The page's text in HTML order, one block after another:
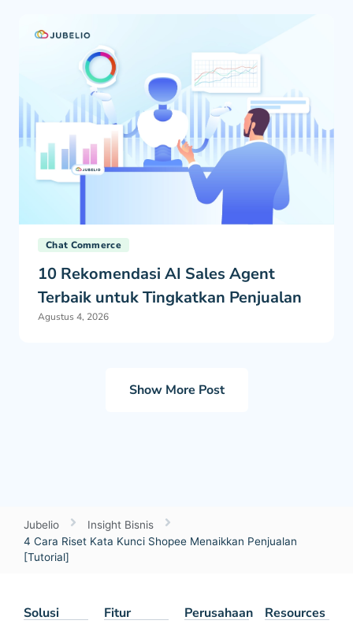
Chat Commerce
10 Rekomendasi AI Sales Agent
Terbaik untuk Tingkatkan Penjualan
Agustus 4, 2026
Show More Post
Jubelio
Insight Bisnis
4 Cara Riset Kata Kunci Shopee Menaikkan Penjualan
[Tutorial]
Solusi Fitur Perusahaan Resources